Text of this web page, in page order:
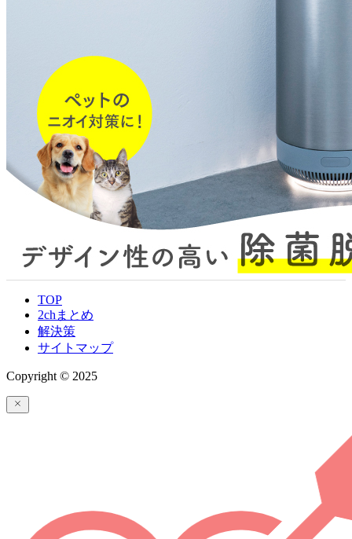
TOP
2chまとめ
解決策
サイトマップ
Copyright © 2025